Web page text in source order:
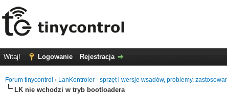
Witaj! Logowanie Rejestracja
Forum tinycontrol › LanKontroler - sprzęt i wersje wsadów, problemy,
LK nie wchodzi w tryb bootloadera